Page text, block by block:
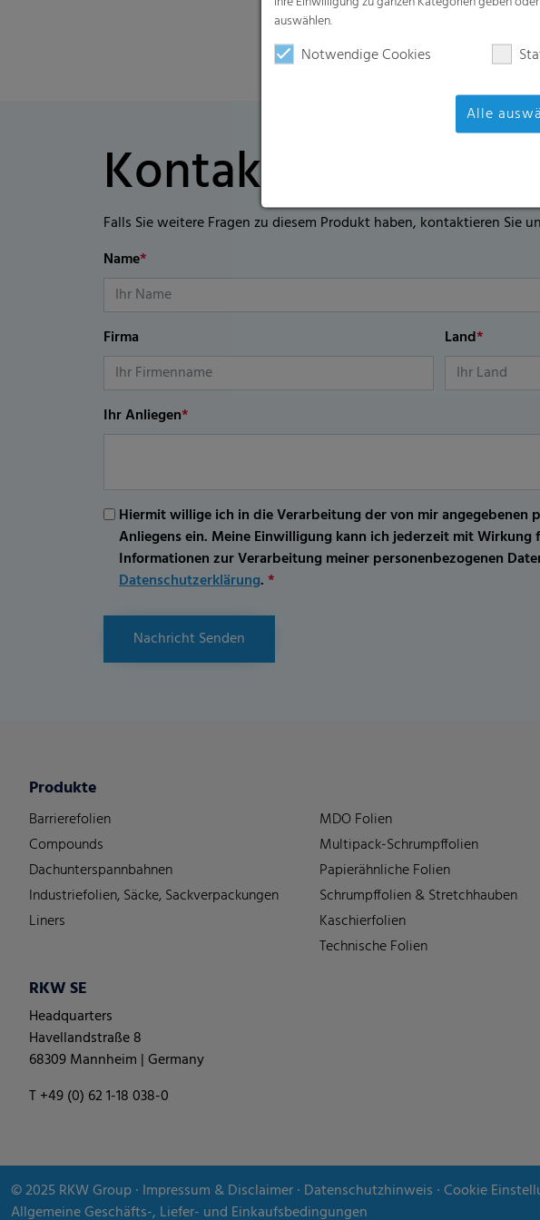
Kontaktformular
Falls Sie weitere Fragen zu diesem Produkt haben, kontaktieren Sie
Name*
Firma Land*
Ihr Anliegen*
Hiermit willige ich in die Verarbeitung der von mir angegebenen
Anliegens ein. Meine Einwilligung kann ich jederzeit mit
Informationen zur Verarbeitung meiner personenbezogenen
Datenschutzerklärung.*
Nachricht Senden
auswählen.
Notwendige Cookies
Alle
Produkte
Barrierefolien
Compounds
Dachunterspannbahnen
Industriefolien, Säcke, Sackverpackungen
Liners
MDO Folien
Multipack-Schrumpffolien
Papierähnliche Folien
Schrumpffolien & Stretchhauben
Kaschierfolien
Technische Folien
RKW SE
Headquarters
Havellandstraße 8
68309 Mannheim | Germany
T +49 (0) 62 1-18 038-0
© 2025RKW Group∙ Impressum & Disclaimer∙ Datenschutzhinweis ∙Cookie
Allgemeine Geschäfts-, Liefer- und Einkaufsbedingungen